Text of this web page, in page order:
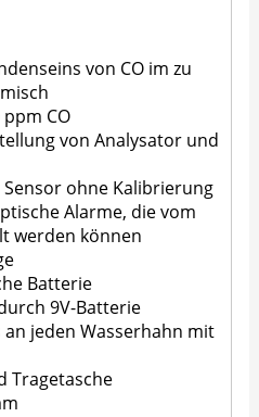
von CO im zu
CO
von Analysator und
ohne Kalibrierung
Alarme, die vom
werden können
Batterie
9V-Batterie
jeden Wasserhahn mit
Tragetasche